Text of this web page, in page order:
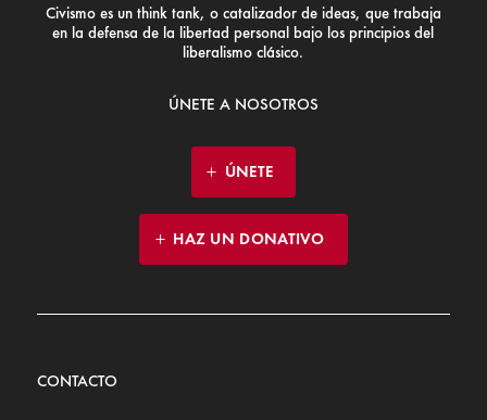
Civismo es un think tank, o catalizador de ideas, que trabaja
en la defensa de la libertad personal bajo los principios del
liberalismo clásico.
ÚNETE A NOSOTROS
ÚNETE
HAZ UN DONATIVO
CONTACTO